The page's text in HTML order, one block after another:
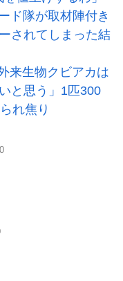
ド隊が取材陣付き
されてしまった結
来生物クビアカは
と思う」1匹300
れ焦り